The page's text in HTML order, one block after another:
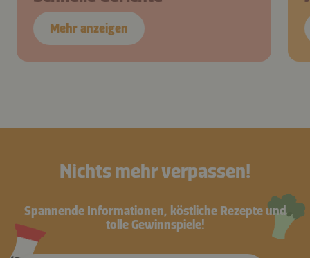
Mehr anzeigen
Nichts mehr verpassen!
Spannende Informationen, köstliche Rezepte und
tolle Gewinnspiele!